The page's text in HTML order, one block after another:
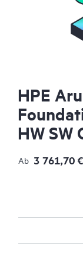
HPE
HW SW
Ab 3 761,70 €